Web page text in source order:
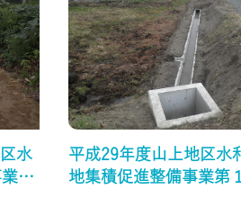
水
第
平成29年度山上地区水
地集積促進整備事業第